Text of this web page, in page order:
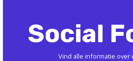
Social
Vind alle informatie over